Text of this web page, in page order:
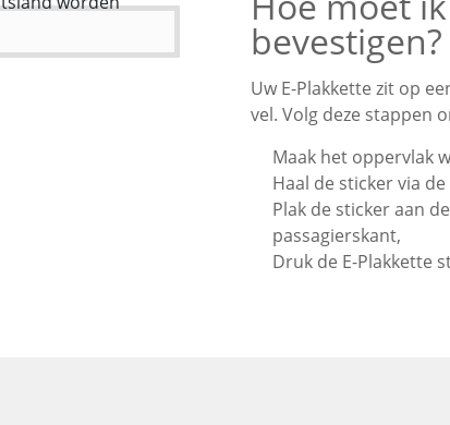
bevestigen?
Uw E-Plakkette zit op
vel. Volg deze stappen
Maak het oppervlak
Haal de sticker via
Plak de sticker aan
passagierskant,
Druk de E-Plakkette